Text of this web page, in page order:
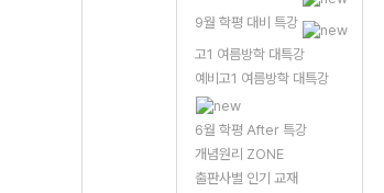
9월 학평 대비 특강
고1 여름방학 대특강
예비고1 여름방학 대특강
6월 학평 After 특강
개념원리 ZONE
출판사별 인기 교재